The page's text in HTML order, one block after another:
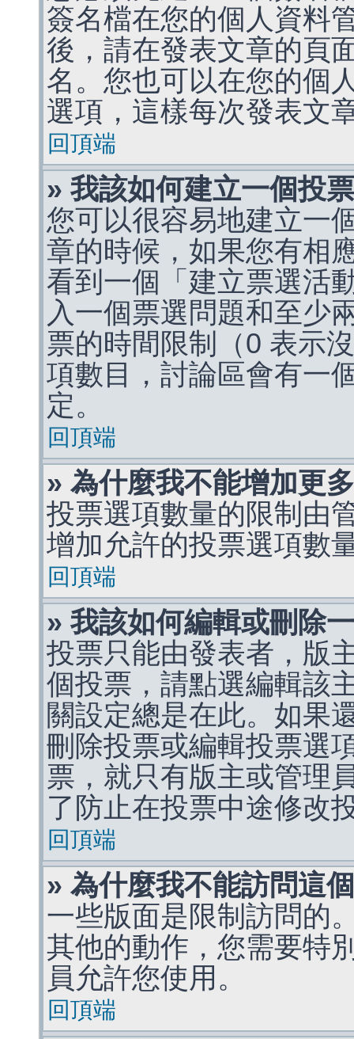
簽名檔在您的個人資料
後，請在發表文章的頁
名。您也可以在您的個
選項，這樣每次發表文
回頂端
» 我該如何建立一個投
您可以很容易地建立一
章的時候，如果您有相
看到一個「建立票選活
入一個票選問題和至少
票的時間限制（0 表示
項數目，討論區會有一
定。
回頂端
» 為什麼我不能增加更
投票選項數量的限制由
增加允許的投票選項數
回頂端
» 我該如何編輯或刪除
投票只能由發表者，版
個投票，請點選編輯該
關設定總是在此。如果
刪除投票或編輯投票選
票，就只有版主或管理
了防止在投票中途修改
回頂端
» 為什麼我不能訪問這
一些版面是限制訪問的
其他的動作，您需要特
員允許您使用。
回頂端